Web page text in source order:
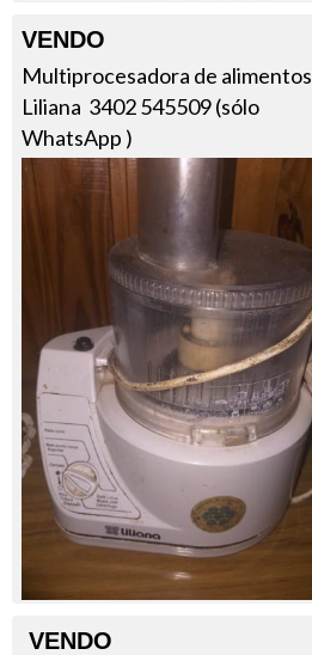
VENDO
Multiprocesadora de alimentos
Liliana 3402 545509 (sólo
WhatsApp )
VENDO